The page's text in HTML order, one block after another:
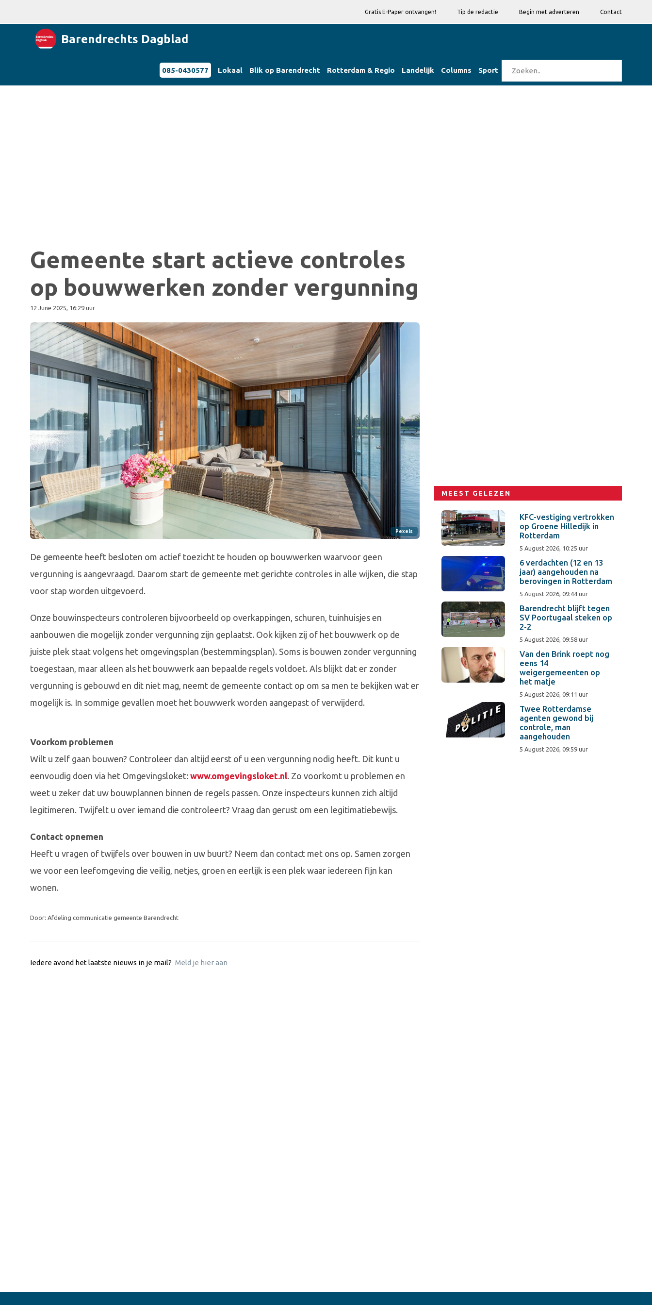
Gratis E-Paper ontvangen! Tip de redactie Begin met adverteren Contact
Barendrechts Dagblad
085-0430577 Lokaal Blik op Barendrecht Rotterdam & Regio Landelijk Columns Sport
Gemeente start actieve controles
op bouwwerken zonder vergunning
12 June 2025, 16:29 uur
Pexels
De gemeente heeft besloten om actief toezicht te houden op bouwwerken waarvoor geen
vergunning is aangevraagd. Daarom start de gemeente met gerichte controles in alle wijken, die stap
voor stap worden uitgevoerd.
Onze bouwinspecteurs controleren bijvoorbeeld op overkappingen, schuren, tuinhuisjes en
aanbouwen die mogelijk zonder vergunning zijn geplaatst. Ook kijken zij of het bouwwerk op de
juiste plek staat volgens het omgevingsplan (bestemmingsplan). Soms is bouwen zonder vergunning
toegestaan, maar alleen als het bouwwerk aan bepaalde regels voldoet. Als blijkt dat er zonder
vergunning is gebouwd en dit niet mag, neemt de gemeente contact op om sa men te bekijken wat er
mogelijk is. In sommige gevallen moet het bouwwerk worden aangepast of verwijderd.
Voorkom problemen
Wilt u zelf gaan bouwen? Controleer dan altijd eerst of u een vergunning nodig heeft. Dit kunt u
eenvoudig doen via het Omgevingsloket: www.omgevingsloket.nl. Zo voorkomt u problemen en
weet u zeker dat uw bouwplannen binnen de regels passen. Onze inspecteurs kunnen zich altijd
legitimeren. Twijfelt u over iemand die controleert? Vraag dan gerust om een legitimatiebewijs.
Contact opnemen
Heeft u vragen of twijfels over bouwen in uw buurt? Neem dan contact met ons op. Samen zorgen
we voor een leefomgeving die veilig, netjes, groen en eerlijk is een plek waar iedereen fijn kan
wonen.
Door: Afdeling communicatie gemeente Barendrecht
Iedere avond het laatste nieuws in je mail? Meld je hier aan
MEEST GELEZEN
KFC-vestiging vertrokken
op Groene Hilledijk in
Rotterdam
5 August 2026, 10:25 uur
6 verdachten (12 en 13
jaar) aangehouden na
berovingen in Rotterdam
5 August 2026, 09:44 uur
Barendrecht blijft tegen
SV Poortugaal steken op
2-2
5 August 2026, 09:58 uur
Van den Brink roept nog
eens 14
weigergemeenten op
het matje
5 August 2026, 09:11 uur
Twee Rotterdamse
agenten gewond bij
controle, man
aangehouden
5 August 2026, 09:59 uur